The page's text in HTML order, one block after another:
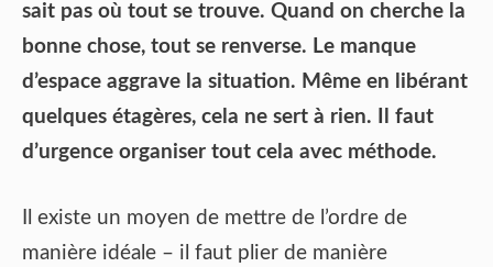
sait pas où tout se trouve. Quand on cherche la
bonne chose, tout se renverse. Le manque
d’espace aggrave la situation. Même en libérant
quelques étagères, cela ne sert à rien. Il faut
d’urgence organiser tout cela avec méthode.
Il existe un moyen de mettre de l’ordre de
manière idéale – il faut plier de manière